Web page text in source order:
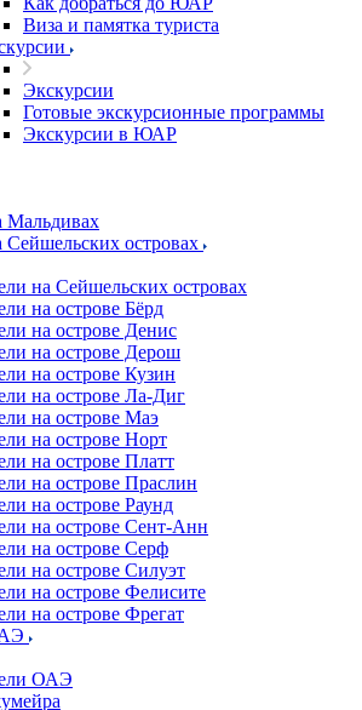
Виза и памятка туриста
Экскурсии
Готовые экскурсионные программы
Экскурсии в ЮАР
Мальдивах
Сейшельских островах
на Сейшельских островах
на острове Бёрд
на острове Денис
на острове Дерош
на острове Кузин
на острове Ла-Диг
на острове Маэ
на острове Норт
на острове Платт
на острове Праслин
на острове Раунд
на острове Сент-Анн
на острове Серф
на острове Силуэт
на острове Фелисите
на острове Фрегат
ОАЭ